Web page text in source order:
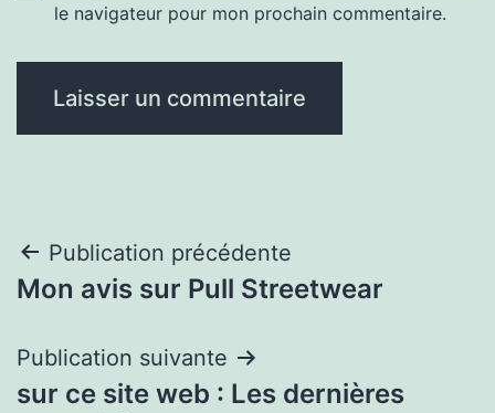
le navigateur pour mon prochain commentaire.
Navigation
de
l’article
Publication précédente
Mon avis sur Pull Streetwear
Publication suivante
sur ce site web : Les dernières